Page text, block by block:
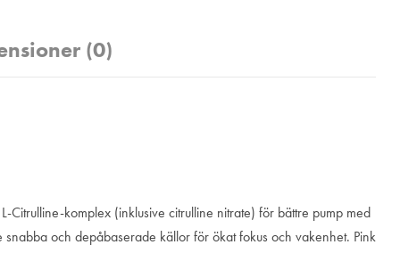
(0)
Citrulline-komplex (inklusive citrulline nitrate) för bättre pump med
och depåbaserade källor för ökat fokus och vakenhet. Pink